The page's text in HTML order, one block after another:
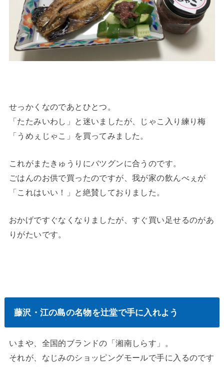
せっかくなのであとひとつ。
「たたみいわし」と迷いましたが、じゃこ入り練り梅
「うめぇじゃこ」を買ってみました。
これがまたきゅうりにバツグンに合うのです。
ごはんのお供で買ったのですが、我が家の飲んべぇが
「これはいい！」と絶賛しておりました。
おかげですぐなくなりましたが、すぐ買い足せるのがあ
りがたいです。
藤沢・江の島の名物を辻堂で手に入れよう
いまや、全国的ブランドの「湘南しらす」。
それが、なじみのショッピングモールで手に入るのです